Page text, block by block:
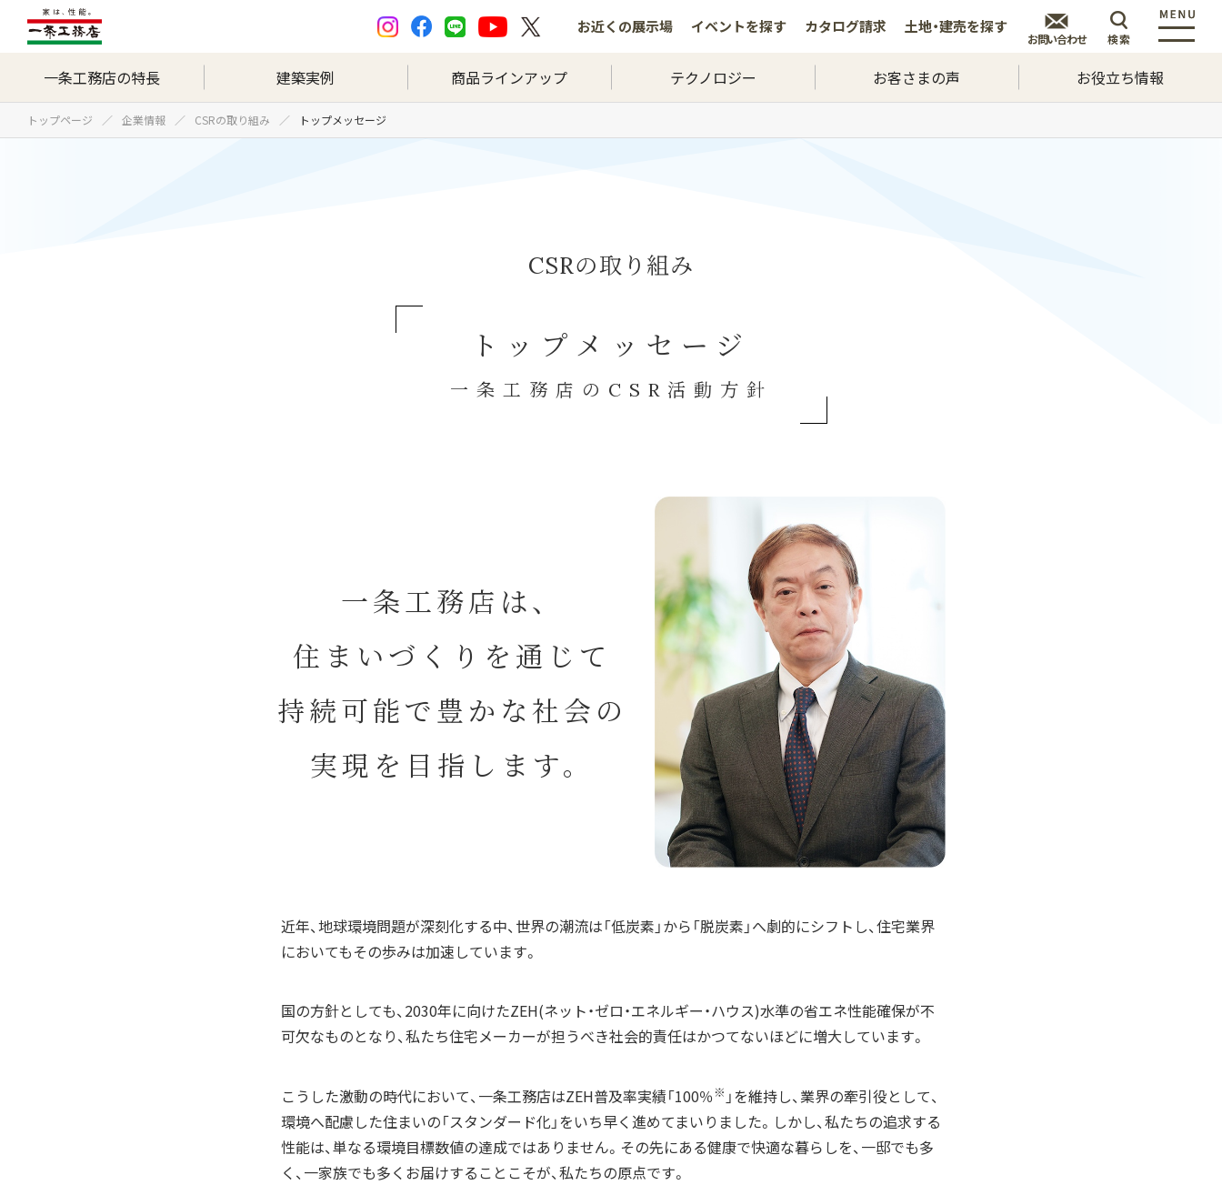
お近くの展示場 イベントを探す カタログ請求 土地・建売を探す
お問い合わせ 検索
一条工務店の特長 建築実例 商品ラインアップ テクノロジー お客さまの声 お役立ち情報
トップページ 企業情報 CSRの取り組み トップメッセージ
CSRの取り組み
トップメッセージ
一条工務店の CSR 活動方針
一条工務店は、
住まいづくりを通じて
持続可能で豊かな社会の
実現を目指します。
近年、地球環境問題が深刻化する中、世界の潮流は「低炭素」から「脱炭素」へ劇的にシフトし、住宅業界
においてもその歩みは加速しています。
国の方針としても、2030年に向けたZEH(ネット・ゼロ・エネルギー・ハウス)水準の省エネ性能確保が不
可欠なものとなり、私たち住宅メーカーが担うべき社会的責任はかつてないほどに増大しています。
こうした激動の時代において、一条工務店はZEH普及率実績「100％ ※ 」を維持し、業界の牽引役として、
環境へ配慮した住まいの「スタンダード化」をいち早く進めてまいりました。しかし、私たちの追求する
性能は、単なる環境目標数値の達成ではありません。その先にある健康で快適な暮らしを、一邸でも多
く、一家族でも多くお届けすることこそが、私たちの原点です。